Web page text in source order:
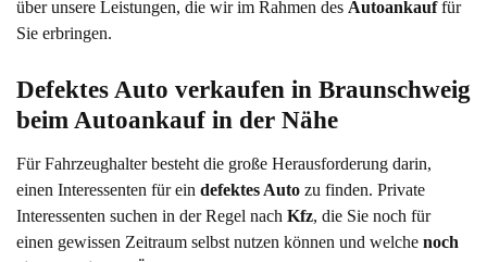
über unsere Leistungen, die wir im Rahmen des Autoankauffür
Sie erbringen.
Defektes Auto verkaufen in Braunschweig
beim Autoankauf in der Nähe
Für Fahrzeughalter besteht die große Herausforderung darin,
einen Interessenten für ein defektes Auto zu finden. Private
Interessenten suchen in der Regel nach Kfz, die Sie noch für
einen gewissen Zeitraum selbst nutzen können und welche noch